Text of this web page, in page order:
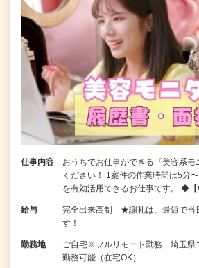
仕事内容
おうちでお仕事ができる『美容系モ
ください！ 1案件の作業時間は5分
を有効活用できるお仕事です。 ◆
給与
完全出来高制 ★謝礼は、最短で当
す！
勤務地
ご自宅※フルリモート勤務 埼玉県
勤務可能（在宅OK）